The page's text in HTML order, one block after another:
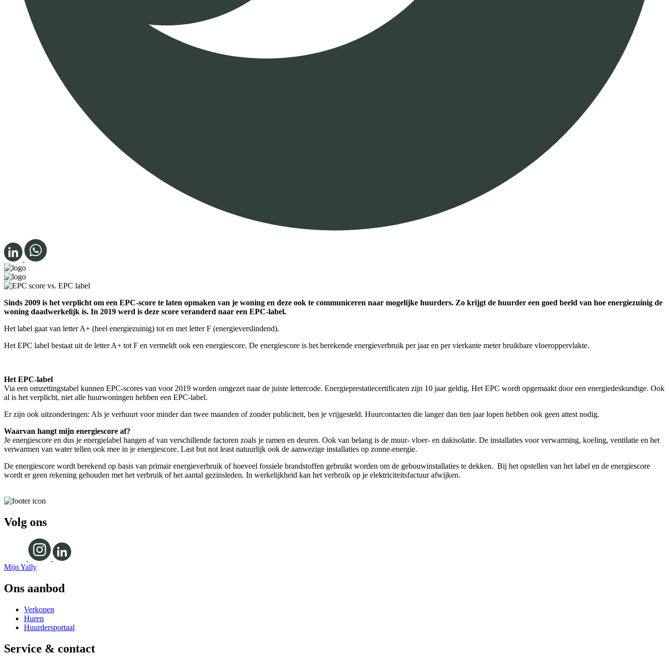
Sinds 2009 is het verplicht om een EPC-score te laten opmaken van je woning en deze ook te communiceren naar mogelijke huurders. Zo krijgt de huurder een goed beeld van hoe energiezuinig de
woning daadwerkelijk is. In 2019 werd is deze score veranderd naar een EPC-label.
Het label gaat van letter A+ (heel energiezuinig) tot en met letter F (energieverslindend).
Het EPC label bestaat uit de letter A+ tot F en vermeldt ook een energiescore. De energiescore is het berekende energieverbruik per jaar en per vierkante meter bruikbare vloeroppervlakte.
Het EPC-label
Via een omzettingstabel kunnen EPC-scores van voor 2019 worden omgezet naar de juiste lettercode. Energieprestatiecertificaten zijn 10 jaar geldig. Het EPC wordt opgemaakt door een energiedeskundige. Ook
al is het verplicht, niet alle huurwoningen hebben een EPC-label.
Er zijn ook uitzonderingen: Als je verhuurt voor minder dan twee maanden of zonder publiciteit, ben je vrijgesteld. Huurcontacten die langer dan tien jaar lopen hebben ook geen attest nodig.
Waarvan hangt mijn energiescore af?
Je energiescore en dus je energielabel hangen af van verschillende factoren zoals je ramen en deuren. Ook van belang is de muur- vloer- en dakisolatie. De installaties voor verwarming, koeling, ventilatie en het
verwarmen van water tellen ook mee in je energiescore. Last but not least natuurlijk ook de aanwezige installaties op zonne-energie.
De energiescore wordt berekend op basis van primair energieverbruik of hoeveel fossiele brandstoffen gebruikt worden om de gebouwinstallaties te dekken. Bij het opstellen van het label en de energiescore
wordt er geen rekening gehouden met het verbruik of het aantal gezinsleden. In werkelijkheid kan het verbruik op je elektriciteitsfactuur afwijken.
Volg ons
Mijn Yally
Ons aanbod
Verkopen
Huren
Huurdersportaal
Service & contact